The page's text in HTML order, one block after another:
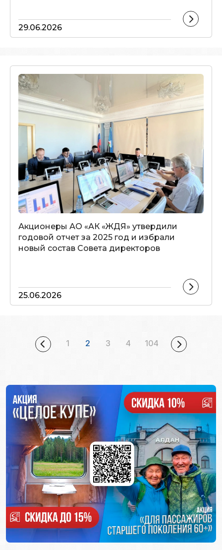
29.06.2026
Акционеры АО «АК «ЖДЯ» утвердили
годовой отчет за 2025 год и избрали
новый состав Совета директоров
25.06.2026
1 2 3 4 104